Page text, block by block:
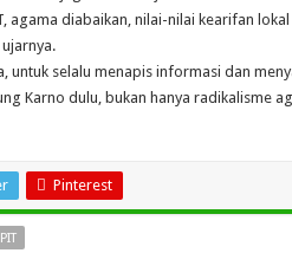
agama diabaikan, nilai-nilai kearifan
untuk selalu menapis informasi dan
Karno dulu, bukan hanya radikalisme
Pinterest